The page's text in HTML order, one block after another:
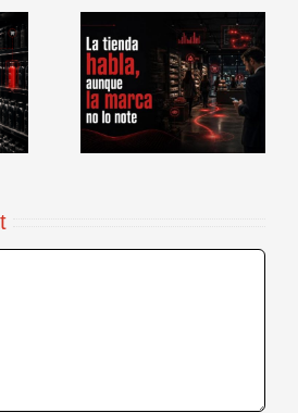
lo
Benchmarking
de procesos
comerciales en
punto de venta